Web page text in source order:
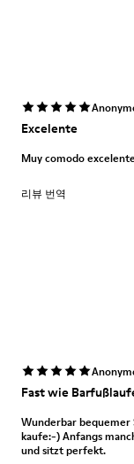
Excelente
Muy comodo
리뷰 번역
Fast wie
Wunderbar bequemer
kaufe:-) Anfangs
und sitzt perfekt.